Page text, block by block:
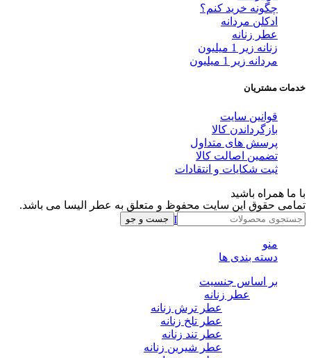
چگونه خرید کنم؟
ادکلن مردانه
عطر زنانه
زنانه زیر 1 میلیون
مردانه زیر 1 میلیون
خدمات مشتریان
قوانین سایت
بازگرداندن کالا
پرسش های متداول
تضمین اصالت کالا
ثبت شکایات و انتقادات
با ما همراه باشید
Telegram Whatsapp Instagram
تمامی حقوق این سایت محفوظ و متعلق به عطر الیسا می باشد.
جست و جو
منو
دسته بندی ها
بر اساس جنسیت
عطر زنانه
عطر ترش زنانه
عطر تلخ زنانه
عطر تند زنانه
عطر شیرین زنانه